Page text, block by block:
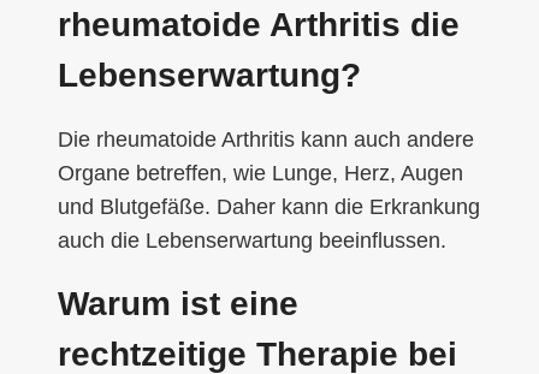
rheumatoide Arthritis die
Lebenserwartung?
Die rheumatoide Arthritis kann auch andere
Organe betreffen, wie Lunge, Herz, Augen
und Blutgefäße. Daher kann die Erkrankung
auch die Lebenserwartung beeinflussen.
Warum ist eine
rechtzeitige Therapie bei